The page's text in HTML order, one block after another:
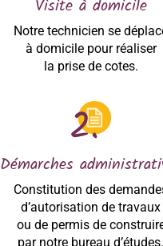
Visite à domicile
Notre technicien se
à domicile pour réaliser
la prise de cotes.
Démarches
Constitution des
d’autorisation de travaux
ou de permis de
par notre bureau d’études.